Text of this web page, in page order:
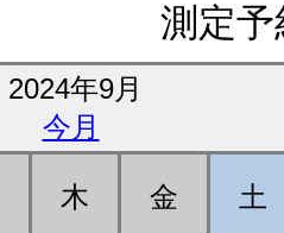
測定
2024年9月
今月
木 金 土